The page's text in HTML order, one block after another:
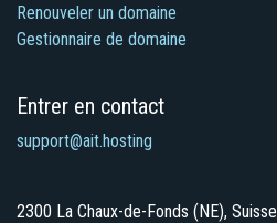
Renouveler un domaine
Gestionnaire de domaine
Entrer en contact
support@ait.hosting
2300 La Chaux-de-Fonds (NE), Suisse